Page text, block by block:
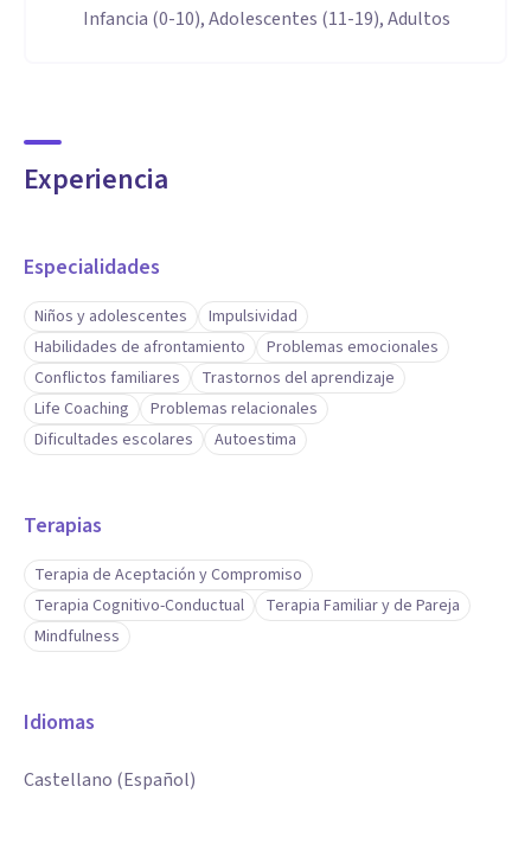
Infancia (0-10), Adolescentes (11-19), Adultos
Experiencia
Especialidades
Niños y adolescentes
Impulsividad
Habilidades de afrontamiento
Problemas emocionales
Conflictos familiares
Trastornos del aprendizaje
Life Coaching
Problemas relacionales
Dificultades escolares
Autoestima
Terapias
Terapia de Aceptación y Compromiso
Terapia Cognitivo-Conductual
Terapia Familiar y de Pareja
Mindfulness
Idiomas
Castellano (Español)